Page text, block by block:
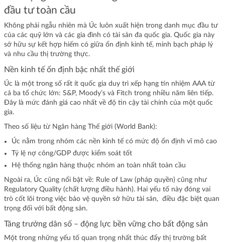
đầu tư toàn cầu
Không phải ngẫu nhiên mà Úc luôn xuất hiện trong danh mục đầu tư
của các quỹ lớn và các gia đình có tài sản đa quốc gia. Quốc gia này
sở hữu sự kết hợp hiếm có giữa ổn định kinh tế, minh bạch pháp lý
và nhu cầu thị trường thực.
Nền kinh tế ổn định bậc nhất thế giới
Úc là một trong số rất ít quốc gia duy trì xếp hạng tín nhiệm AAA từ
cả ba tổ chức lớn: S&P, Moody’s và Fitch trong nhiều năm liên tiếp.
Đây là mức đánh giá cao nhất về độ tin cậy tài chính của một quốc
gia.
Theo số liệu từ Ngân hàng Thế giới (World Bank):
Úc nằm trong nhóm các nền kinh tế có mức độ ổn định vĩ mô cao
Tỷ lệ nợ công/GDP được kiểm soát tốt
Hệ thống ngân hàng thuộc nhóm an toàn nhất toàn cầu
Ngoài ra, Úc cũng nổi bật về: Rule of Law (pháp quyền) cũng như
Regulatory Quality (chất lượng điều hành). Hai yếu tố này đóng vai
trò cốt lõi trong việc bảo vệ quyền sở hữu tài sản, điều đặc biệt quan
trọng đối với bất động sản.
Tăng trưởng dân số – động lực bền vững cho bất động sản
Một trong những yếu tố quan trọng nhất thúc đẩy thị trường bất